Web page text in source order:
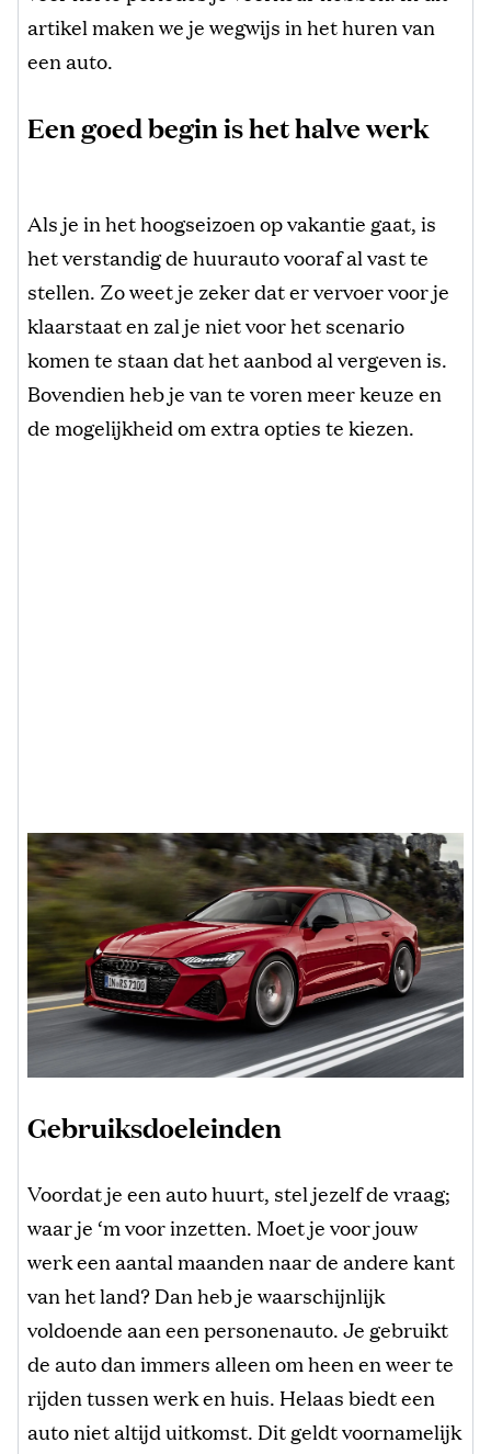
artikel maken we je wegwijs in het huren van
een auto.
Een goed begin is het halve werk
Als je in het hoogseizoen op vakantie gaat, is
het verstandig de huurauto vooraf al vast te
stellen. Zo weet je zeker dat er vervoer voor je
klaarstaat en zal je niet voor het scenario
komen te staan dat het aanbod al vergeven is.
Bovendien heb je van te voren meer keuze en
de mogelijkheid om extra opties te kiezen.
Gebruiksdoeleinden
Voordat je een auto huurt, stel jezelf de vraag;
waar je ‘m voor inzetten. Moet je voor jouw
werk een aantal maanden naar de andere kant
van het land? Dan heb je waarschijnlijk
voldoende aan een personenauto. Je gebruikt
de auto dan immers alleen om heen en weer te
rijden tussen werk en huis. Helaas biedt een
auto niet altijd uitkomst. Dit geldt voornamelijk